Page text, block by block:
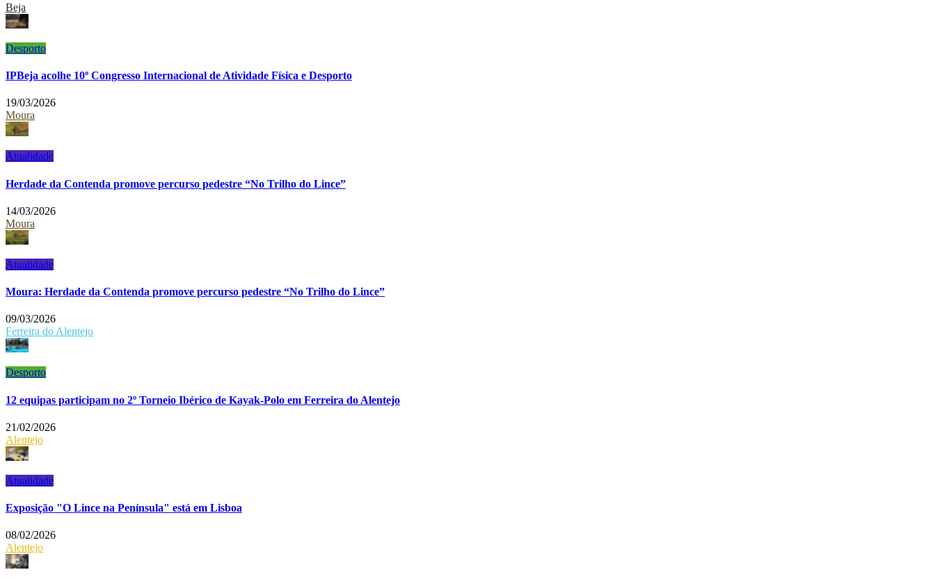
Beja
Desporto
IPBeja acolhe 10º Congresso Internacional de Atividade Física e Desporto
19/03/2026
Moura
Atualidade
Herdade da Contenda promove percurso pedestre “No Trilho do Lince”
14/03/2026
Moura
Atualidade
Moura: Herdade da Contenda promove percurso pedestre “No Trilho do Lince”
09/03/2026
Ferreira do Alentejo
Desporto
12 equipas participam no 2º Torneio Ibérico de Kayak-Polo em Ferreira do Alentejo
21/02/2026
Alentejo
Atualidade
Exposição "O Lince na Península" está em Lisboa
08/02/2026
Alentejo